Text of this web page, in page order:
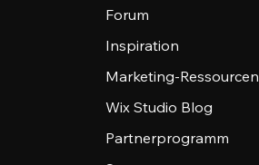
Forum
Inspiration
Marketing-Ressourcen
Wix Studio Blog
Partnerprogramm